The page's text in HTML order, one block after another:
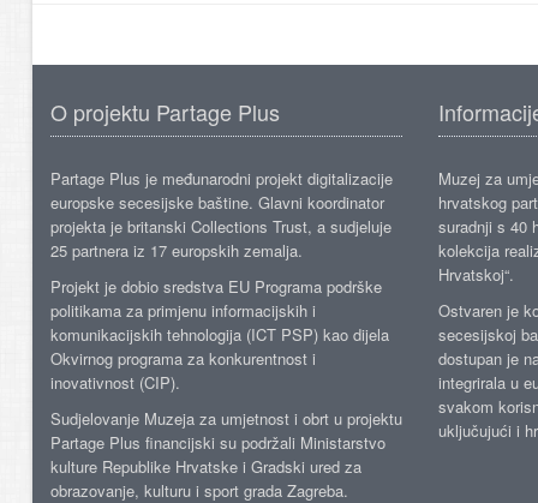
O projektu Partage Plus
Partage Plus je međunarodni projekt digitalizacije
europske secesijske baštine. Glavni koordinator
projekta je britanski Collections Trust, a sudjeluje
25 partnera iz 17 europskih zemalja.
Projekt je dobio sredstva EU Programa podrške
politikama za primjenu informacijskih i
komunikacijskih tehnologija (ICT PSP) kao dijela
Okvirnog programa za konkurentnost i
inovativnost (CIP).
Sudjelovanje Muzeja za umjetnost i obrt u projektu
Partage Plus financijski su podržali Ministarstvo
kulture Republike Hrvatske i Gradski ured za
obrazovanje, kulturu i sport grada Zagreba.
Muzej za
hrvatskog
suradnji s 40
kolekcija
Hrvatskoj“.
Ostvaren je
secesijskoj
dostupan je
integrirala u
svakom
uključujući i